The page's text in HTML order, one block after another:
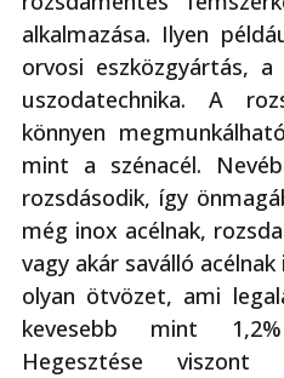
alkalmazása. Ilyen
orvosi eszközgyártás,
uszodatechnika. A
könnyen
mint a szénacél.
rozsdásodik, így
még inox acélnak,
vagy akár saválló
olyan ötvözet, ami
kevesebb mint
Hegesztése